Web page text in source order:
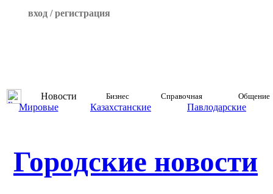
вход / регистрация
Новости Бизнес Справочная Общение
Мировые Казахстанские Павлодарские
Городские новости